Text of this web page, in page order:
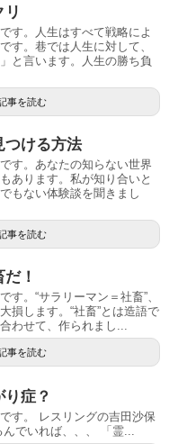
リ
す。人生はすべて戦略によ
す。巷では人生に対して、
と言います。人生の勝ち負
事を読む
つける方法
す。あなたの知らない世界
あります。私が知り合いと
もない体験談を聞きまし
事を読む
！
す。“サラリーマン＝社畜”、
損します。“社畜”とは造語で
わせて、作られまし...
事を読む
症？
す。 レスリングの吉田沙保
でいれば、、、 「霊...